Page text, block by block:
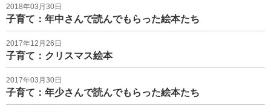
2018年03月30日
子育て：年中さんで読んでもらった絵本たち
2017年12月26日
子育て：クリスマス絵本
2017年03月30日
子育て：年少さんで読んでもらった絵本たち